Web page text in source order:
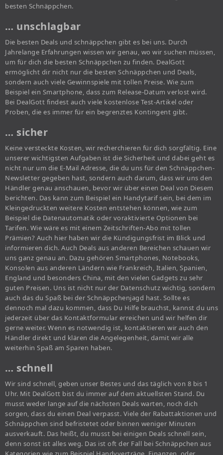
besten Schnäppchen.
… unschlagbar
Die besten Deals und schnäppchen gibt es bei uns. Durch
Jahrelange Erfahrungen wissen wir genau, wo wir suchen müssen,
um für dich die besten Schnäppchen zu finden. DealGott
ermöglicht dir nicht nur die besten Schnäppchen und Deals,
sondern auch viele Gewinnspiele mit tollen Preise. Wie zum
Beispiel ein Smartphone, dass zum Release-Datum verlost wird.
Bei DealGott findest auch viele kostenlose Test-Artikel oder
Proben, die es immer für ein begrenztes Kontingent gibt.
… sicher
Keine versteckte Kosten, wir recherchieren für dich sorgfältig. Eine
unserer wichtigsten Aufgaben ist die Sicherheit und dabei geht es
nicht nur um die E-Mail Adresse, die du uns für den Schnäppchen-
Newsletter gegeben hast, sondern auch darum, dass wir uns den
Händler genau anschauen, bevor wir über einen Deal von Diesem
berichten. Das kann zum Beispiel ein Handytarif sein, bei dem im
Kleingedruckten weitere Kosten entstehen können, wie zum
Beispiel die Datenautomatik oder voraktivierte Optionen bei
Tarifen. Wie wäre es mit einem Zeitschriften-Abo mit tollen
Prämien? Auch hier haben wir die Kündigungsfrist im Blick und
informieren dich. Auch Deals aus anderen Bereichen schauen wir
uns ganz genau an. Dazu gehören Smartphones, Notebooks,
Konsolen aus anderen Ländern wie Frankreich, Italien, Spanien,
England und besonders China, mit den vielen Gadgets zu sehr
guten Preisen. Uns ist nicht nur der Datenschutz wichtig, sondern
auch das du Spaß bei der Schnäppchenjagd hast. Sollte es
dennoch mal dazu kommen, dass Du Hilfe brauchst, kannst du uns
jederzeit über das Kontaktformular erreichen und wir helfen dir
gerne weiter. Wenn es notwendig ist, kontaktieren wir auch den
Händler direkt und klären die Angelegenheit, damit wir alle
weiterhin Spaß am Sparen haben.
… schnell
Wir sind schnell, geben unser Bestes und das täglich von 8 bis 1
Uhr. Mit DealGott bist du immer auf dem aktuellsten Stand. Du
musst weder lange auf die nächsten Deals warten, noch dich
sorgen, dass du einen Deal verpasst. Viele der Rabattaktionen und
Schnäppchen sind befristetet oder binnen weniger Minuten
ausverkauft. Das heißt, du musst bei einigen Deals schnell sein,
denn sonst ist alles weg. Das ist oft der Fall bei Schnäppchen aus